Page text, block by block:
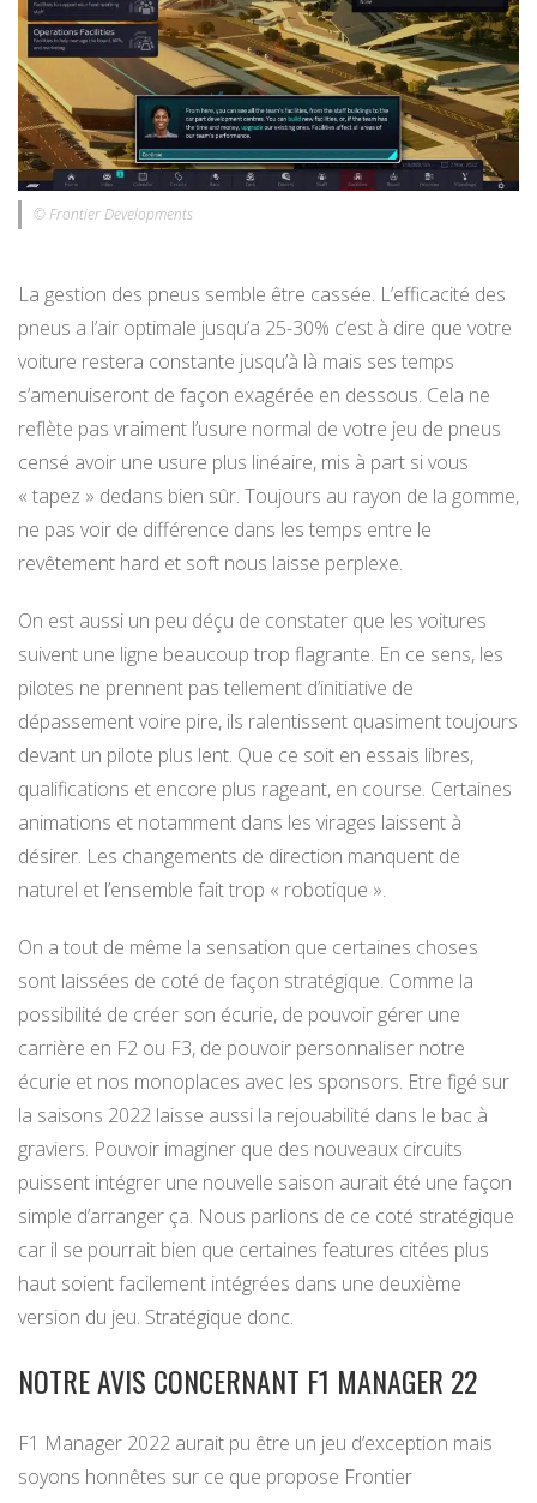
© Frontier Developments
La gestion des pneus semble être cassée. L’efficacité des
pneus a l’air optimale jusqu’a 25-30% c’est à dire que votre
voiture restera constante jusqu’à là mais ses temps
s’amenuiseront de façon exagérée en dessous. Cela ne
reflète pas vraiment l’usure normal de votre jeu de pneus
censé avoir une usure plus linéaire, mis à part si vous
« tapez » dedans bien sûr. Toujours au rayon de la gomme,
ne pas voir de différence dans les temps entre le
revêtement hard et soft nous laisse perplexe.
On est aussi un peu déçu de constater que les voitures
suivent une ligne beaucoup trop flagrante. En ce sens, les
pilotes ne prennent pas tellement d’initiative de
dépassement voire pire, ils ralentissent quasiment toujours
devant un pilote plus lent. Que ce soit en essais libres,
qualifications et encore plus rageant, en course. Certaines
animations et notamment dans les virages laissent à
désirer. Les changements de direction manquent de
naturel et l’ensemble fait trop « robotique ».
On a tout de même la sensation que certaines choses
sont laissées de coté de façon stratégique. Comme la
possibilité de créer son écurie, de pouvoir gérer une
carrière en F2 ou F3, de pouvoir personnaliser notre
écurie et nos monoplaces avec les sponsors. Etre figé sur
la saisons 2022 laisse aussi la rejouabilité dans le bac à
graviers. Pouvoir imaginer que des nouveaux circuits
puissent intégrer une nouvelle saison aurait été une façon
simple d’arranger ça. Nous parlions de ce coté stratégique
car il se pourrait bien que certaines features citées plus
haut soient facilement intégrées dans une deuxième
version du jeu. Stratégique donc.
NOTRE AVIS CONCERNANT F1 MANAGER 22
F1 Manager 2022 aurait pu être un jeu d’exception mais
soyons honnêtes sur ce que propose Frontier